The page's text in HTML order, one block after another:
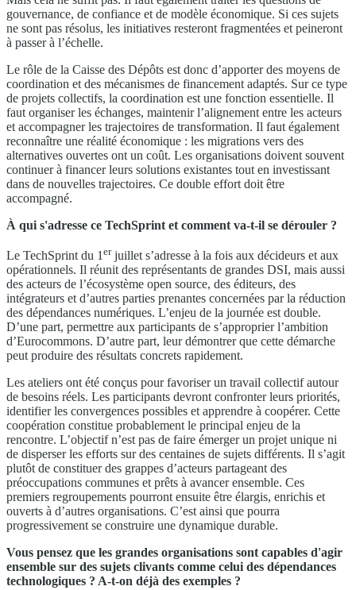
gouvernance, de confiance et de modèle économique. Si ces sujets
ne sont pas résolus, les initiatives resteront fragmentées et peineront
à passer à l’échelle.
Le rôle de la Caisse des Dépôts est donc d’apporter des moyens de
coordination et des mécanismes de financement adaptés. Sur ce type
de projets collectifs, la coordination est une fonction essentielle. Il
faut organiser les échanges, maintenir l’alignement entre les acteurs
et accompagner les trajectoires de transformation. Il faut également
reconnaître une réalité économique : les migrations vers des
alternatives ouvertes ont un coût. Les organisations doivent souvent
continuer à financer leurs solutions existantes tout en investissant
dans de nouvelles trajectoires. Ce double effort doit être
accompagné.
À qui s'adresse ce TechSprint et comment va-t-il se dérouler ?
Le TechSprint du 1 erjuillet s’adresse à la fois aux décideurs et aux
opérationnels. Il réunit des représentants de grandes DSI, mais aussi
des acteurs de l’écosystème open source, des éditeurs, des
intégrateurs et d’autres parties prenantes concernées par la réduction
des dépendances numériques. L’enjeu de la journée est double.
D’une part, permettre aux participants de s’approprier l’ambition
d’Eurocommons. D’autre part, leur démontrer que cette démarche
peut produire des résultats concrets rapidement.
Les ateliers ont été conçus pour favoriser un travail collectif autour
de besoins réels. Les participants devront confronter leurs priorités,
identifier les convergences possibles et apprendre à coopérer. Cette
coopération constitue probablement le principal enjeu de la
rencontre. L’objectif n’est pas de faire émerger un projet unique ni
de disperser les efforts sur des centaines de sujets différents. Il s’agit
plutôt de constituer des grappes d’acteurs partageant des
préoccupations communes et prêts à avancer ensemble. Ces
premiers regroupements pourront ensuite être élargis, enrichis et
ouverts à d’autres organisations. C’est ainsi que pourra
progressivement se construire une dynamique durable.
Vous pensez que les grandes organisations sont capables d'agir
ensemble sur des sujets clivants comme celui des dépendances
technologiques ? A-t-on déjà des exemples ?